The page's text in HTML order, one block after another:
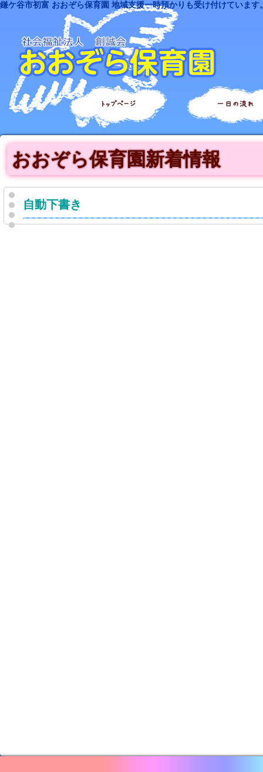
鎌ケ谷市初富 おおぞら保育園 地域支援一時預かりも受け付けています
トップページ 一日の流れ
おおぞら保育園新着情報
自動下書き